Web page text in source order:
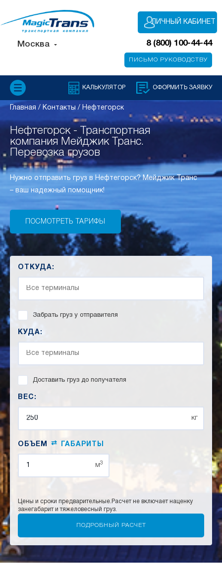
Москва 8 (800) 100-44-44
ЛИЧНЫЙ КАБИНЕТ
ПИСЬМО РУКОВОДСТВУ
КАЛЬКУЛЯТОР ОФОРМИТЬ ЗАЯВКУ
Главная / Контакты / Нефтегорск
Нефтегорск - Транспортная
компания Мейджик Транс.
Перевозка грузов
Нужно отправить груз в Нефтегорск? Мейджик Транс
– ваш надежный помощник!
ПОСМОТРЕТЬ ТАРИФЫ
ОТКУДА:
Забрать груз у отправителя
КУДА:
Доставить груз до получателя
ВЕС:
кг
ОБЪЕМ ⇄ ГАБАРИТЫ
м3
Цены и сроки предварительные. Расчет не включает наценку
занегабарит и тяжеловесный груз.